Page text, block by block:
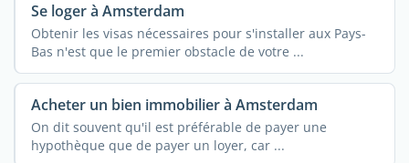
Se loger à Amsterdam
Obtenir les visas nécessaires pour s'installer aux Pays-
Bas n'est que le premier obstacle de votre ...
Acheter un bien immobilier à Amsterdam
On dit souvent qu'il est préférable de payer une
hypothèque que de payer un loyer, car ...